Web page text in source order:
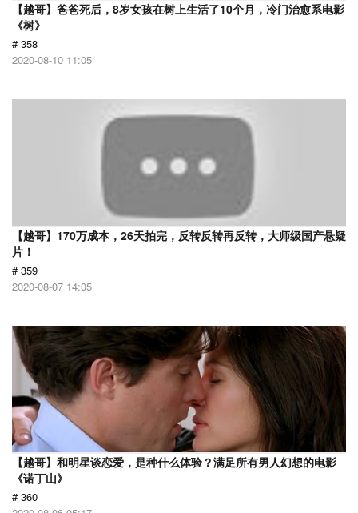
【越哥】爸爸死后，8岁女孩在树上生活了10个月，冷门治愈系电影
《树》
# 358
2020-08-10 11:05
【越哥】170万成本，26天拍完，反转反转再反转，大师级国产悬疑
片！
# 359
2020-08-07 14:05
【越哥】和明星谈恋爱，是种什么体验？满足所有男人幻想的电影
《诺丁山》
# 360